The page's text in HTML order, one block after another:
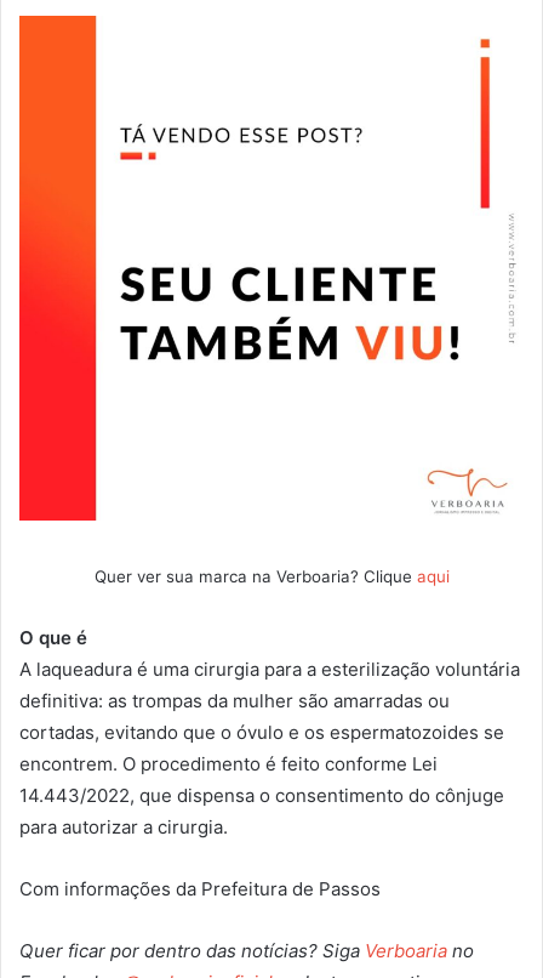
Quer ver sua marca na Verboaria? Clique aqui
O que é
A laqueadura é uma cirurgia para a esterilização voluntária
definitiva: as trompas da mulher são amarradas ou
cortadas, evitando que o óvulo e os espermatozoides se
encontrem. O procedimento é feito conforme Lei
14.443/2022, que dispensa o consentimento do cônjuge
para autorizar a cirurgia.
Com informações da Prefeitura de Passos
Quer ficar por dentro das notícias? Siga Verboaria no